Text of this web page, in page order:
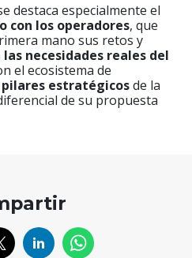
destaca especialmente el
con los operadores, que
mano sus retos y
necesidades reales del
el ecosistema de
pilares estratégicosde la
de su propuesta